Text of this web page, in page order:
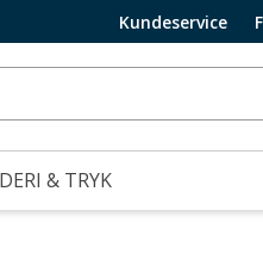
Kundeservice
& TRYK